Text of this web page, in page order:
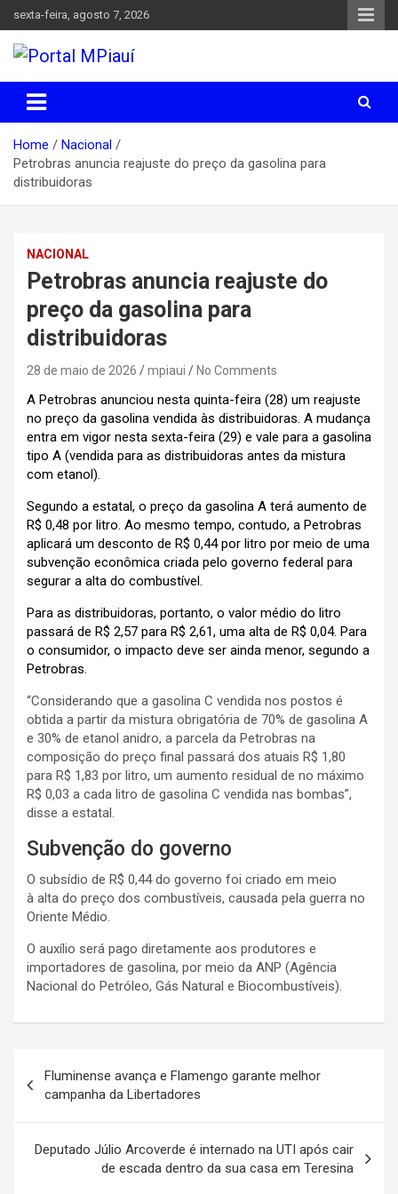
to
content
sexta-feira, agosto 7, 2026
Portal MPiauí
Parnaíba
Home
Nacional
Petrobras anuncia reajuste do preço da gasolina para
distribuidoras
NACIONAL
Petrobras anuncia reajuste do
preço da gasolina para
distribuidoras
28 de maio de 2026 mpiaui No Comments
A Petrobras anunciou nesta quinta-feira (28) um reajuste
no preço da gasolina vendida às distribuidoras. A mudança
entra em vigor nesta sexta-feira (29) e vale para a gasolina
tipo A (vendida para as distribuidoras antes da mistura
com etanol).
Segundo a estatal, o preço da gasolina A terá aumento de
R$ 0,48 por litro. Ao mesmo tempo, contudo, a Petrobras
aplicará um desconto de R$ 0,44 por litro por meio de uma
subvenção econômica criada pelo governo federal para
segurar a alta do combustível.
Para as distribuidoras, portanto, o valor médio do litro
passará de R$ 2,57 para R$ 2,61, uma alta de R$ 0,04. Para
o consumidor, o impacto deve ser ainda menor, segundo a
Petrobras.
“Considerando que a gasolina C vendida nos postos é
obtida a partir da mistura obrigatória de 70% de gasolina A
e 30% de etanol anidro, a parcela da Petrobras na
composição do preço final passará dos atuais R$ 1,80
para R$ 1,83 por litro, um aumento residual de no máximo
R$ 0,03 a cada litro de gasolina C vendida nas bombas”,
disse a estatal.
Subvenção do governo
O subsídio de R$ 0,44 do governo foi criado em meio
à alta do preço dos combustíveis, causada pela guerra no
Oriente Médio.
O auxílio será pago diretamente aos produtores e
importadores de gasolina, por meio da ANP (Agência
Nacional do Petróleo, Gás Natural e Biocombustíveis).
de
Post
Fluminense avança e Flamengo garante melhor
campanha da Libertadores
Deputado Júlio Arcoverde é internado na UTI após cair
de escada dentro da sua casa em Teresina